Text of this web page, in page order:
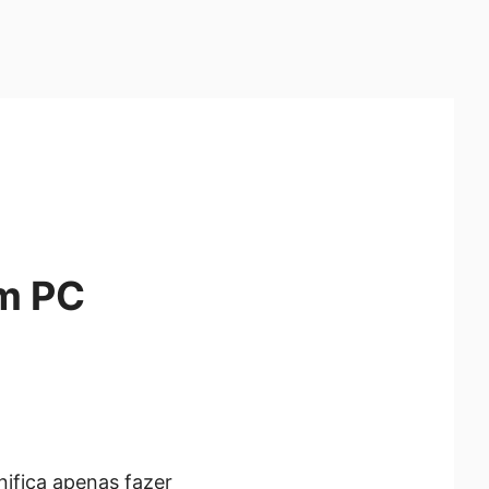
PC
apenas fazer